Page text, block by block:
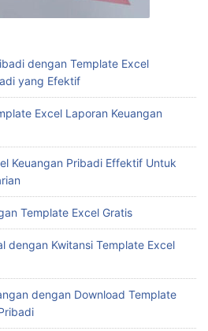
dengan Template Excel
yang Efektif
Excel Laporan Keuangan
Keuangan Pribadi Effektif Untuk
Template Excel Gratis